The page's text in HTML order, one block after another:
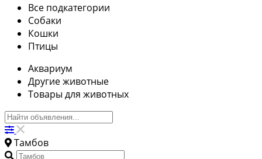
Все подкатегории
Собаки
Кошки
Птицы
Аквариум
Другие животные
Товары для животных
Тамбов